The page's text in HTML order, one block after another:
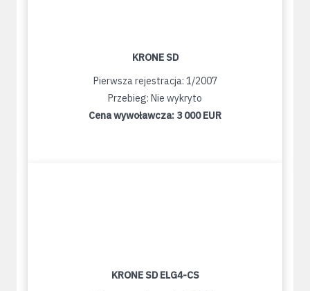
KRONE SD
Pierwsza rejestracja: 1/2007
Przebieg: Nie wykryto
Cena wywoławcza: 3 000 EUR
KRONE SD ELG4-CS